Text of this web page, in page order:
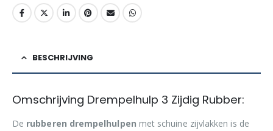
BESCHRIJVING
Omschrijving Drempelhulp 3 Zijdig Rubber:
De rubberen drempelhulpen met schuine zijvlakken is de